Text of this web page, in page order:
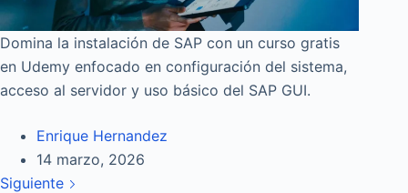
Domina la instalación de SAP con un curso gratis
en Udemy enfocado en configuración del sistema,
acceso al servidor y uso básico del SAP GUI.
Enrique Hernandez
14 marzo, 2026
Siguiente